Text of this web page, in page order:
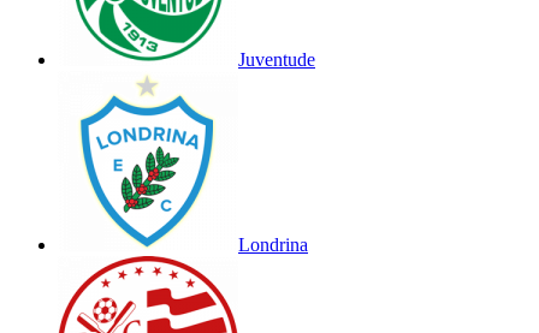
Juventude
Londrina